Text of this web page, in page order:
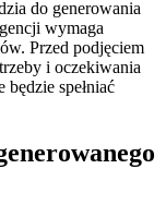
do generowania
wymaga
Przed podjęciem
i oczekiwania
spełniać